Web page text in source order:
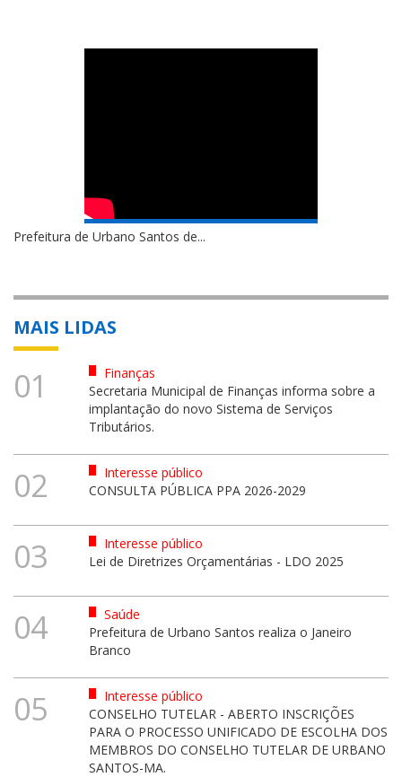
Prefeitura de Urbano Santos de...
MAIS LIDAS
01
Finanças
Secretaria Municipal de Finanças informa sobre a
implantação do novo Sistema de Serviços
Tributários.
02
Interesse público
CONSULTA PÚBLICA PPA 2026-2029
03
Interesse público
Lei de Diretrizes Orçamentárias - LDO 2025
04
Saúde
Prefeitura de Urbano Santos realiza o Janeiro
Branco
05
Interesse público
CONSELHO TUTELAR - ABERTO INSCRIÇÕES
PARA O PROCESSO UNIFICADO DE ESCOLHA DOS
MEMBROS DO CONSELHO TUTELAR DE URBANO
SANTOS-MA.